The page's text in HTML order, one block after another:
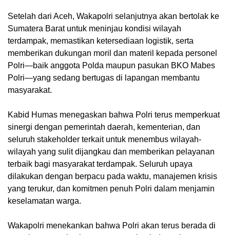
Setelah dari Aceh, Wakapolri selanjutnya akan bertolak ke
Sumatera Barat untuk meninjau kondisi wilayah
terdampak, memastikan ketersediaan logistik, serta
memberikan dukungan moril dan materil kepada personel
Polri—baik anggota Polda maupun pasukan BKO Mabes
Polri—yang sedang bertugas di lapangan membantu
masyarakat.
Kabid Humas menegaskan bahwa Polri terus memperkuat
sinergi dengan pemerintah daerah, kementerian, dan
seluruh stakeholder terkait untuk menembus wilayah-
wilayah yang sulit dijangkau dan memberikan pelayanan
terbaik bagi masyarakat terdampak. Seluruh upaya
dilakukan dengan berpacu pada waktu, manajemen krisis
yang terukur, dan komitmen penuh Polri dalam menjamin
keselamatan warga.
Wakapolri menekankan bahwa Polri akan terus berada di